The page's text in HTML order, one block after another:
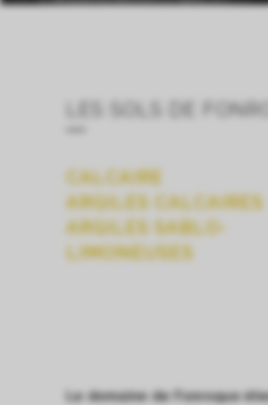
LES SOLS DE
CALCAIRE
ARGILES CALCAIRES
ARGILES SABLO-
LIMONEUSES
Le domaine de Fonroque